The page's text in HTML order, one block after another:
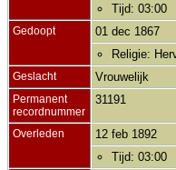
Tijd: 03:00
Gedoopt 01 dec 1867
Religie:
Geslacht Vrouwelijk
Permanent
recordnummer
31191
Overleden 12 feb 1892
Tijd: 03:00